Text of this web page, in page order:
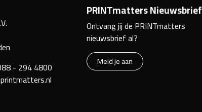
- 294 4800
PRINTmatters Nieuwsbrief
Ontvang jij de PRINTmatters
nieuwsbrief al?
Meld je aan